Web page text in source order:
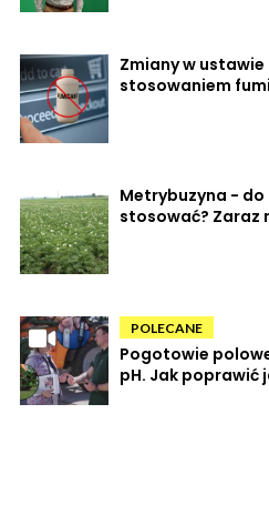
Zmiany w
stosowaniem
Metrybuzyna - do
stosować? Zaraz
POLECANE
Pogotowie
pH. Jak poprawić